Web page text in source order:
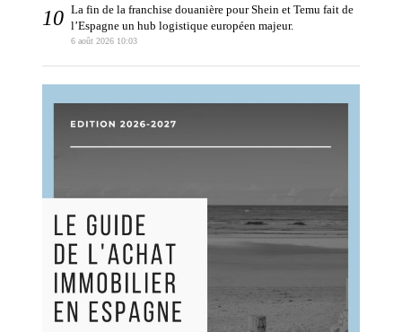
La fin de la franchise douanière pour Shein et Temu fait de
l’Espagne un hub logistique européen majeur.
6 août 2026 10:03